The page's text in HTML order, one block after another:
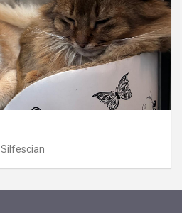
Silfescian